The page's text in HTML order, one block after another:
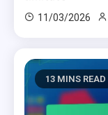
11/03/2026
13 MINS READ